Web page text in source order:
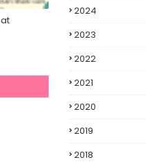
2024
2023
2022
2021
2020
2019
2018